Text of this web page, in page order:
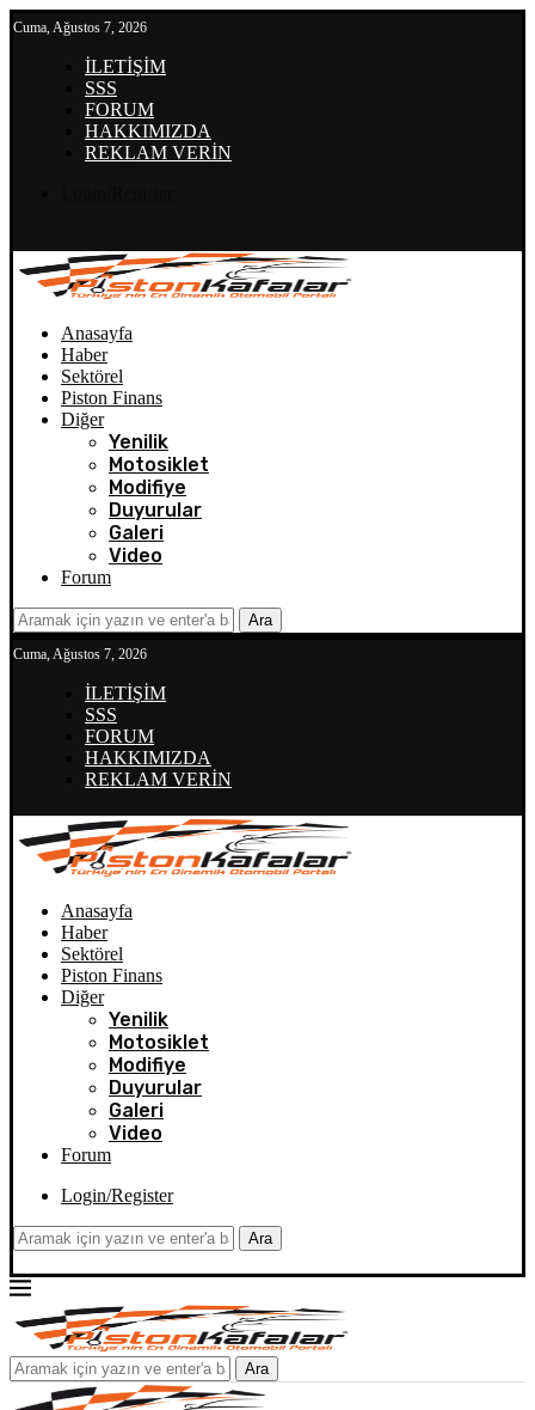
Cuma, Ağustos 7, 2026
İLETİŞİM
SSS
FORUM
HAKKIMIZDA
REKLAM VERİN
Anasayfa
Haber
Sektörel
Piston Finans
Diğer
Yenilik
Motosiklet
Modifiye
Duyurular
Galeri
Video
Forum
Ara
Cuma, Ağustos 7, 2026
İLETİŞİM
SSS
FORUM
HAKKIMIZDA
REKLAM VERİN
Anasayfa
Haber
Sektörel
Piston Finans
Diğer
Yenilik
Motosiklet
Modifiye
Duyurular
Galeri
Video
Forum
Login/Register
Ara
Ara